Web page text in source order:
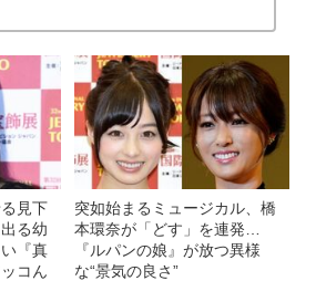
見下
る幼
『真
コん
突如始まるミュージカル、橋
本環奈が「どす」を連発…
『ルパンの娘』が放つ異様
な“景気の良さ”